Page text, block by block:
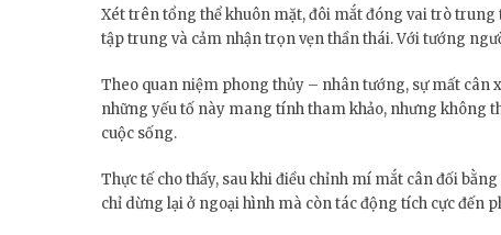
Xét trên tổng thể khuôn mặt, đôi mắt đóng vai trò
tập trung và cảm nhận trọn vẹn thần thái. Với tướng
Theo quan niệm phong thủy – nhân tướng, sự mất cân
những yếu tố này mang tính tham khảo, nhưng không
cuộc sống.
Thực tế cho thấy, sau khi điều chỉnh mí mắt cân đối
chỉ dừng lại ở ngoại hình mà còn tác động tích cực đến